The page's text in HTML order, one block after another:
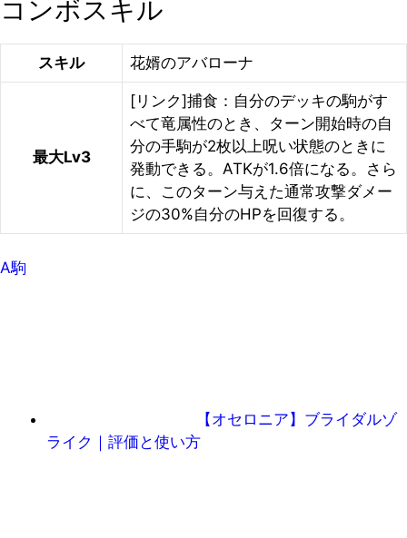
コンボスキル
スキル 花婿のアバローナ
最大Lv3
[リンク]捕食：自分のデッキの駒がす
べて竜属性のとき、ターン開始時の自
分の手駒が2枚以上呪い状態のときに
発動できる。ATKが1.6倍になる。さら
に、このターン与えた通常攻撃ダメー
ジの30%自分のHPを回復する。
A駒
【オセロニア】ブライダルゾ
ライク｜評価と使い方